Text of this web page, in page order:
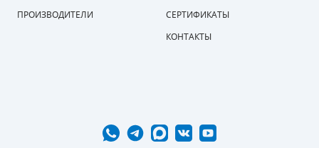
ПРОИЗВОДИТЕЛИ
СЕРТИФИКАТЫ
КОНТАКТЫ